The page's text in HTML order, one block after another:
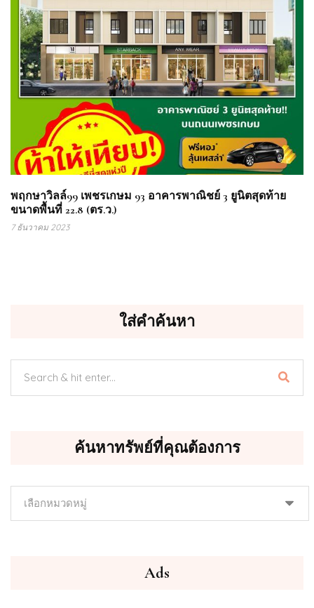
พฤกษาวิลล์99 เพชรเกษม 93 อาคารพาณิชย์ 3 ยูนิตสุดท้าย
ขนาดพื้นที่ 22.8 (ตร.ว.)
7 ธันวาคม 2023
ใส่คำค้นหา
ค้นหาทรัพย์ที่คุณต้องการ
Ads